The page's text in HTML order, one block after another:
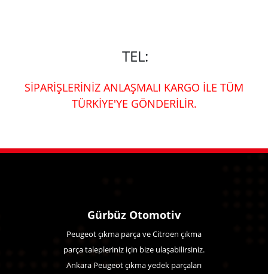
TEL:
SİPARİŞLERİNİZ ANLAŞMALI KARGO İLE TÜM
TÜRKİYE'YE GÖNDERİLİR.
Gürbüz Otomotiv
Peugeot çıkma parça ve Citroen çıkma
parça talepleriniz için bize ulaşabilirsiniz.
Ankara Peugeot çıkma yedek parçaları